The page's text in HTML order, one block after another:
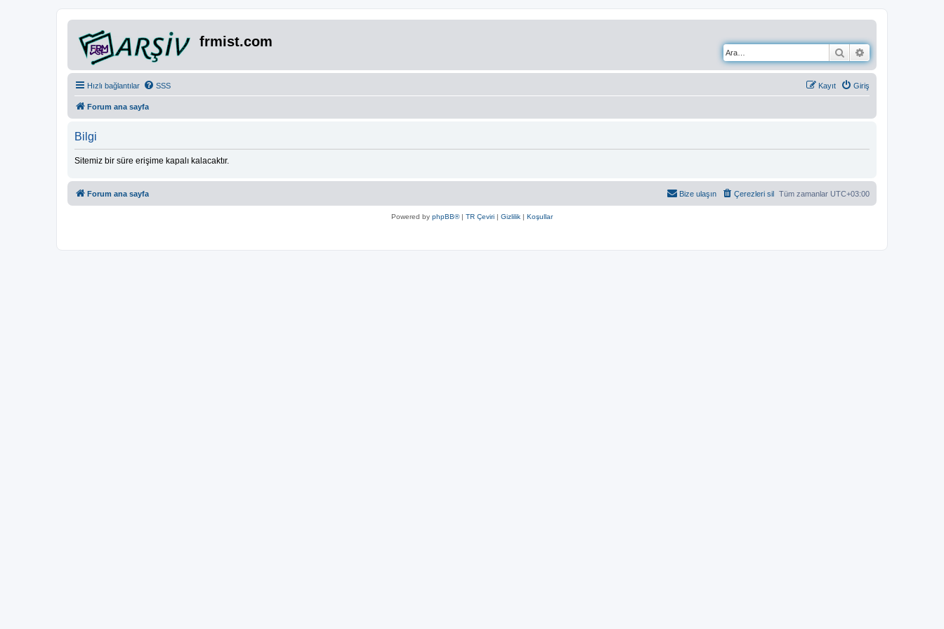
frmist.com
Ara
Hızlı bağlantılar SSS Giriş
Kayıt
Forum ana sayfa
Bilgi
Sitemiz bir süre erişime kapalı kalacaktır.
Forum ana sayfa Tüm zamanlar UTC+03:00
Çerezleri sil
Bize ulaşın
Powered by phpBB®| TR Çeviri | Gizlilik | Koşullar